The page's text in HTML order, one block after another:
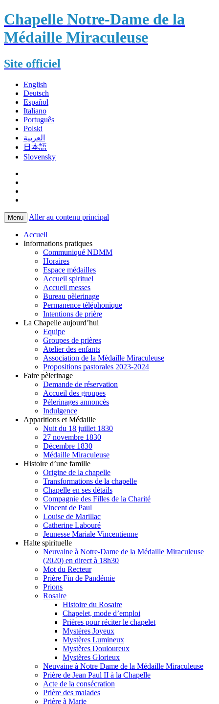
Chapelle Notre-Dame de la
Médaille Miraculeuse
Site officiel
English
Deutsch
Español
Italiano
Português
Polski
العربية
日本語
Slovensky
Menu Aller au contenu principal
Accueil
Informations pratiques
Communiqué NDMM
Horaires
Espace médailles
Accueil spirituel
Accueil messes
Bureau pèlerinage
Permanence téléphonique
Intentions de prière
La Chapelle aujourd’hui
Equipe
Groupes de prières
Atelier des enfants
Association de la Médaille Miraculeuse
Propositions pastorales 2023-2024
Faire pèlerinage
Demande de réservation
Accueil des groupes
Pèlerinages annoncés
Indulgence
Apparitions et Médaille
Nuit du 18 juillet 1830
27 novembre 1830
Décembre 1830
Médaille Miraculeuse
Histoire d’une famille
Origine de la chapelle
Transformations de la chapelle
Chapelle en ses détails
Compagnie des Filles de la Charité
Vincent de Paul
Louise de Marillac
Catherine Labouré
Jeunesse Mariale Vincentienne
Halte spirituelle
Neuvaine à Notre-Dame de la Médaille Miraculeuse
(2020) en direct à 18h30
Mot du Recteur
Prière Fin de Pandémie
Prions
Rosaire
Histoire du Rosaire
Chapelet, mode d’emploi
Prières pour réciter le chapelet
Mystères Joyeux
Mystères Lumineux
Mystères Douloureux
Mystères Glorieux
Neuvaine à Notre Dame de la Médaille Miraculeuse
Prière de Jean Paul II à la Chapelle
Acte de la consécration
Prière des malades
Prière à Marie